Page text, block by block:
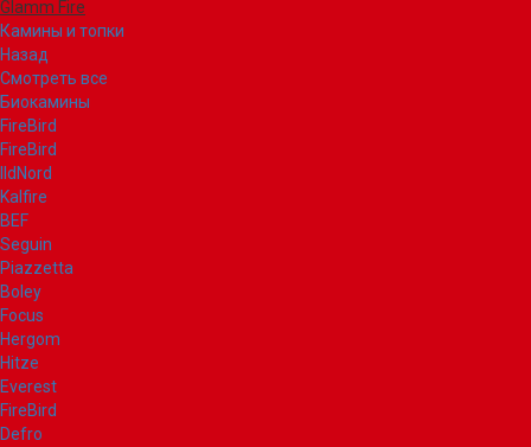
Glamm Fire
Камины и топки
Назад
Смотреть все
Биокамины
FireBird
FireBird
IldNord
Kalfire
BEF
Seguin
Piazzetta
Boley
Focus
Hergom
Hitze
Everest
FireBird
Defro